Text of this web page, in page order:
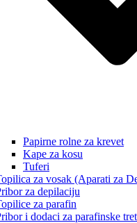
Papirne rolne za krevet
Kape za kosu
Tuferi
za vosak (Aparati za
za depilaciju
za parafin
i dodaci za parafinske